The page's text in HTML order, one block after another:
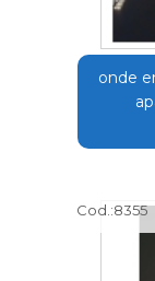
onde
Cod.:8355